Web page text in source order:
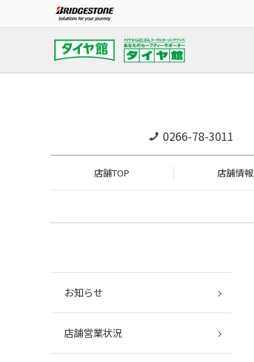
0266-78-3011
店舗TOP 店舗情報
お知らせ
店舗営業状況